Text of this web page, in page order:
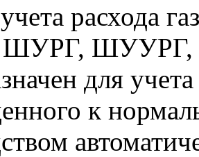
ШУУРГ,
для
к